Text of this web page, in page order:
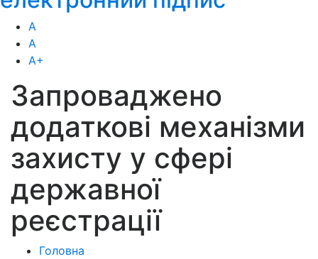
А
А
А+
Запроваджено
додаткові механізми
захисту у сфері
державної
реєстрації
Головна